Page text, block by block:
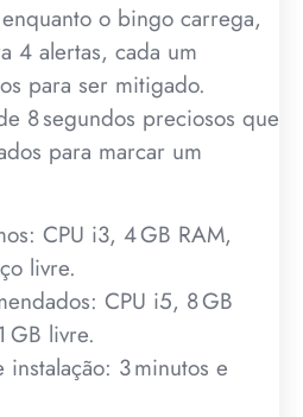
o bingo carrega,
4 alertas, cada um
para ser mitigado.
8 segundos preciosos que
para marcar um
CPU i3, 4 GB RAM,
livre.
CPU i5, 8 GB
GB livre.
3 minutos e